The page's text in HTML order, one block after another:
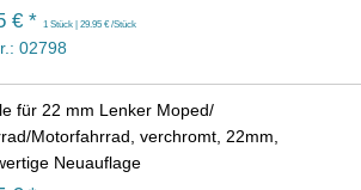
€ * 1 Stück | 29.95 € /Stück
02798
für 22 mm Lenker Moped/
Motorfahrrad, verchromt, 22mm,
Neuauflage